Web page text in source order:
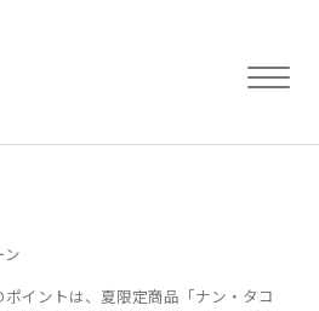
イントは、夏限定商品「ナン・タコ